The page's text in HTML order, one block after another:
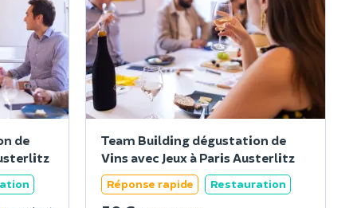
de
Team Building dégustation de
Vins avec Jeux à Paris Austerlitz
Réponse rapide Restauration